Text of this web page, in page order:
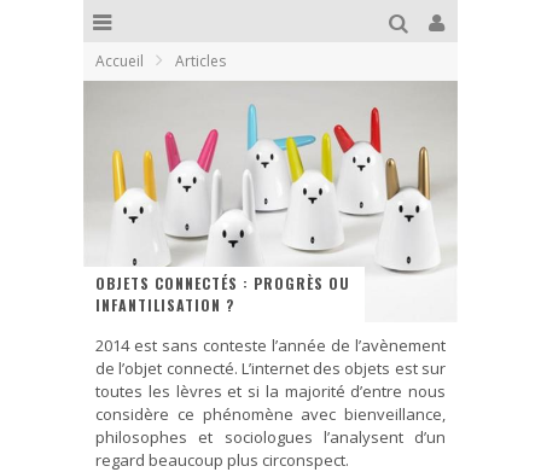
Accueil Articles
OBJETS CONNECTÉS : PROGRÈS OU
INFANTILISATION ?
2014 est sans conteste l’année de l’avènement
de l’objet connecté. L’internet des objets est sur
toutes les lèvres et si la majorité d’entre nous
considère ce phénomène avec bienveillance,
philosophes et sociologues l’analysent d’un
regard beaucoup plus circonspect.